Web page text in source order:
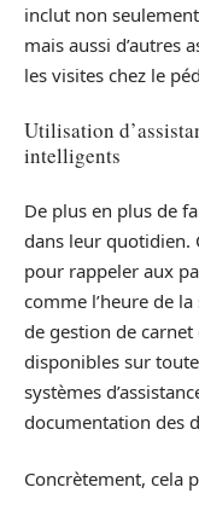
inclut non
mais aussi d’autres
les visites chez le
Utilisation
intelligents
De plus en plus de
dans leur quotidien.
pour rappeler aux
comme l’heure de
de gestion de
disponibles sur
systèmes
documentation des
Concrètement, cela